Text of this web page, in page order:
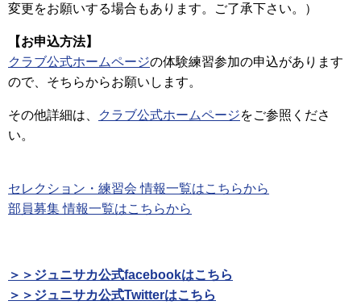
変更をお願いする場合もあります。ご了承下さい。）
【お申込方法】
クラブ公式ホームページの体験練習参加の申込があります
ので、そちらからお願いします。
その他詳細は、 クラブ公式ホームページをご参照くださ
い。
セレクション・練習会 情報一覧はこちらから
部員募集 情報一覧はこちらから
＞＞ジュニサカ公式facebookはこちら
＞＞ジュニサカ公式Twitterはこちら